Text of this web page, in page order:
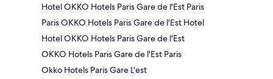
Hotel OKKO Hotels Paris Gare de l'Est Paris
Paris OKKO Hotels Paris Gare de l'Est Hotel
Hotel OKKO Hotels Paris Gare de l'Est
OKKO Hotels Paris Gare de l'Est Paris
Okko Hotels Paris Gare L'est